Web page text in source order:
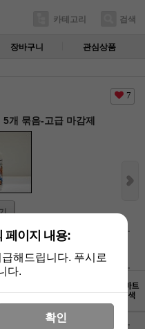
카테고리 검색
장바구니 관심상품
7
개 묶음-고급 마감제
!
페이지 내용:
해드립니다. 푸시로
다.
확인